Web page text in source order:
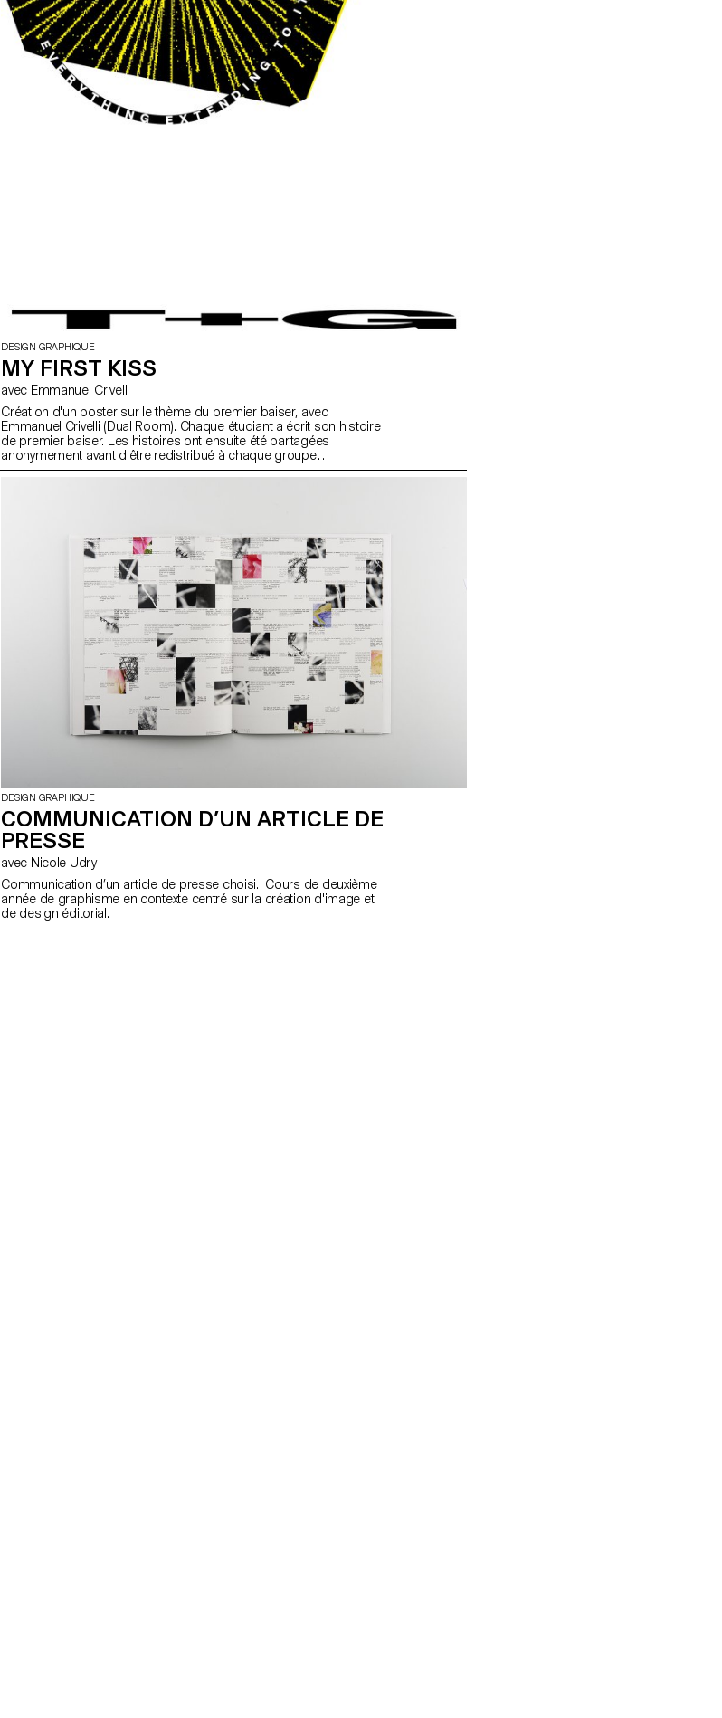
DESIGN GRAPHIQUE
MY FIRST KISS
avec Emmanuel Crivelli
Création d'un poster sur le thème du premier baiser, avec
Emmanuel Crivelli (Dual Room). Chaque étudiant a écrit son histoire
de premier baiser. Les histoires ont ensuite été partagées
anonymement avant d'être redistribué à chaque groupe
d'étudiants.
DESIGN GRAPHIQUE
COMMUNICATION D’UN ARTICLE DE
PRESSE
avec Nicole Udry
Communication d’un article de presse choisi. Cours de deuxième
année de graphisme en contexte centré sur la création d'image et
de design éditorial.